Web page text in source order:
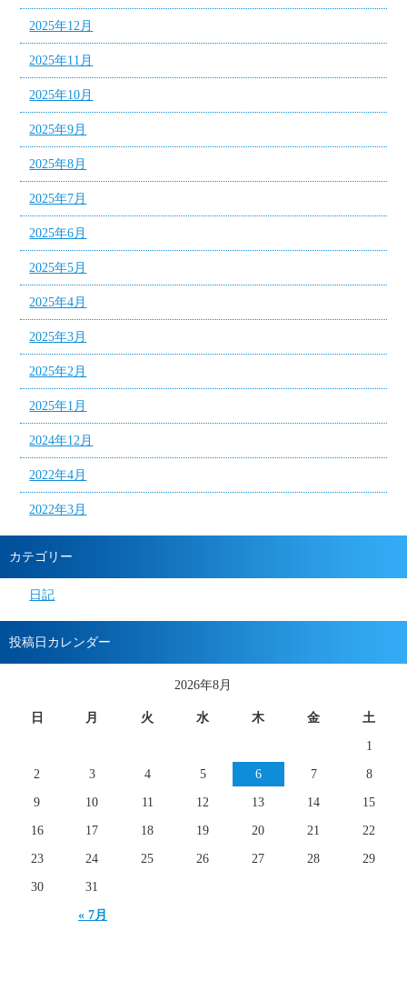
2025年12月
2025年11月
2025年10月
2025年9月
2025年8月
2025年7月
2025年6月
2025年5月
2025年4月
2025年3月
2025年2月
2025年1月
2024年12月
2022年4月
2022年3月
カテゴリー
日記
投稿日カレンダー
2026年8月
日 月 火 水 木 金 土
« 7月
1
2 3 4 5 6 7 8
9 10 11 12 13 14 15
16 17 18 19 20 21 22
23 24 25 26 27 28 29
30 31